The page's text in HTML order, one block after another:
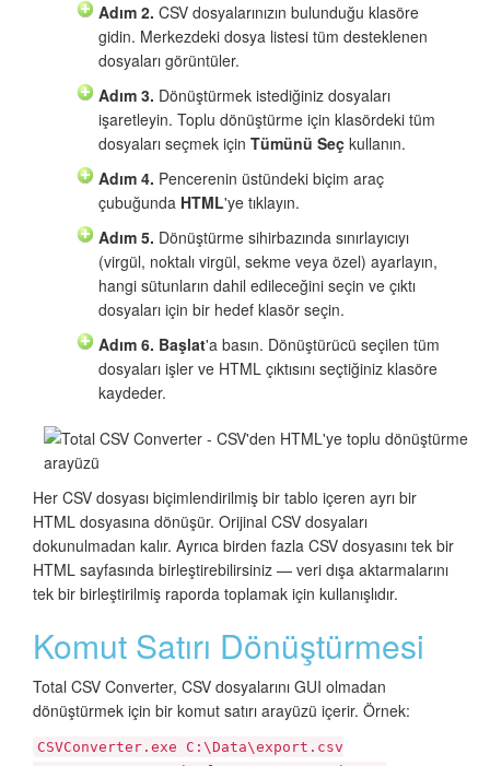
Adım 2. CSV dosyalarınızın bulunduğu klasöre
gidin. Merkezdeki dosya listesi tüm desteklenen
dosyaları görüntüler.
Adım 3. Dönüştürmek istediğiniz dosyaları
işaretleyin. Toplu dönüştürme için klasördeki tüm
dosyaları seçmek için Tümünü Seç kullanın.
Adım 4. Pencerenin üstündeki biçim araç
çubuğunda HTML'ye tıklayın.
Adım 5. Dönüştürme sihirbazında sınırlayıcıyı
(virgül, noktalı virgül, sekme veya özel) ayarlayın,
hangi sütunların dahil edileceğini seçin ve çıktı
dosyaları için bir hedef klasör seçin.
Adım 6. Başlat'a basın. Dönüştürücü seçilen tüm
dosyaları işler ve HTML çıktısını seçtiğiniz klasöre
kaydeder.
Her CSV dosyası biçimlendirilmiş bir tablo içeren ayrı bir
HTML dosyasına dönüşür. Orijinal CSV dosyaları
dokunulmadan kalır. Ayrıca birden fazla CSV dosyasını tek bir
HTML sayfasında birleştirebilirsiniz — veri dışa aktarmalarını
tek bir birleştirilmiş raporda toplamak için kullanışlıdır.
Komut Satırı Dönüştürmesi
Total CSV Converter, CSV dosyalarını GUI olmadan
dönüştürmek için bir komut satırı arayüzü içerir. Örnek:
CSVConverter.exe C:\Data\export.csv